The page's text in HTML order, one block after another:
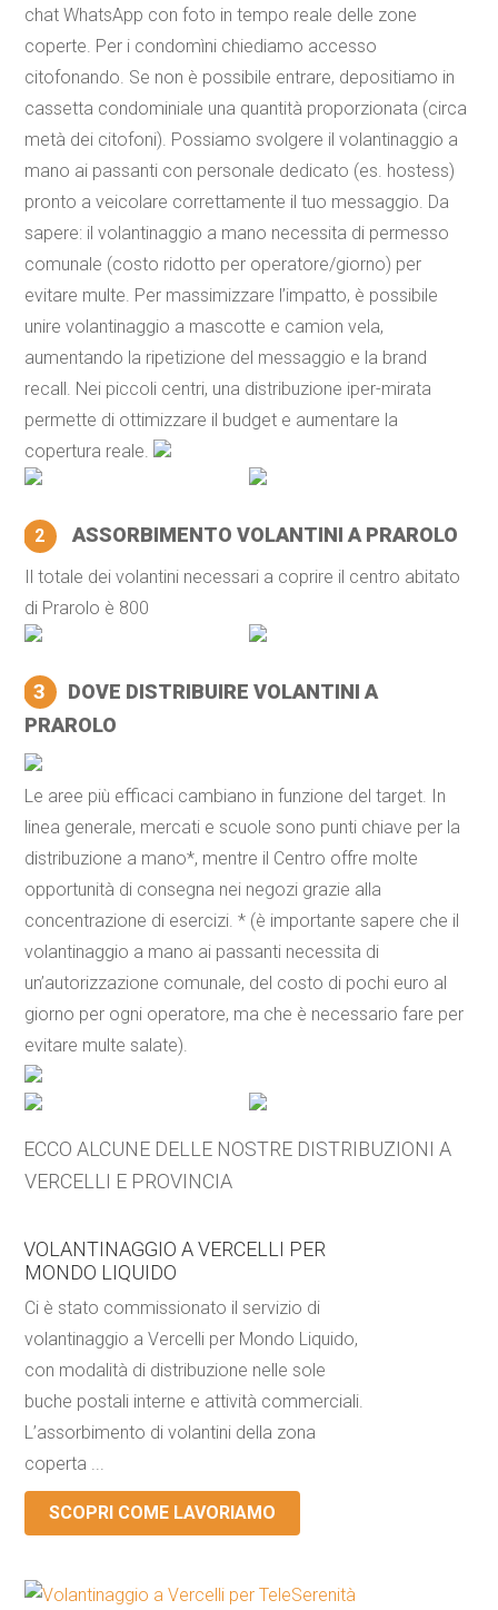
chat WhatsApp con foto in tempo reale delle zone
coperte. Per i condomìni chiediamo accesso
citofonando. Se non è possibile entrare, depositiamo in
cassetta condominiale una quantità proporzionata (circa
metà dei citofoni). Possiamo svolgere il volantinaggio a
mano ai passanti con personale dedicato (es. hostess)
pronto a veicolare correttamente il tuo messaggio. Da
sapere: il volantinaggio a mano necessita di permesso
comunale (costo ridotto per operatore/giorno) per
evitare multe. Per massimizzare l’impatto, è possibile
unire volantinaggio a mascotte e camion vela,
aumentando la ripetizione del messaggio e la brand
recall. Nei piccoli centri, una distribuzione iper-mirata
permette di ottimizzare il budget e aumentare la
copertura reale.
2 ASSORBIMENTO VOLANTINI A PRAROLO
Il totale dei volantini necessari a coprire il centro abitato
di Prarolo è 800
3
DOVE DISTRIBUIRE VOLANTINI A
PRAROLO
Le aree più efficaci cambiano in funzione del target. In
linea generale, mercati e scuole sono punti chiave per la
distribuzione a mano*, mentre il Centro offre molte
opportunità di consegna nei negozi grazie alla
concentrazione di esercizi. * (è importante sapere che il
volantinaggio a mano ai passanti necessita di
un’autorizzazione comunale, del costo di pochi euro al
giorno per ogni operatore, ma che è necessario fare per
evitare multe salate).
ECCO ALCUNE DELLE NOSTRE DISTRIBUZIONI A
VERCELLI E PROVINCIA
VOLANTINAGGIO A VERCELLI PER
MONDO LIQUIDO
Ci è stato commissionato il servizio di
volantinaggio a Vercelli per Mondo Liquido,
con modalità di distribuzione nelle sole
buche postali interne e attività commerciali.
L’assorbimento di volantini della zona
coperta ...
SCOPRI COME LAVORIAMO